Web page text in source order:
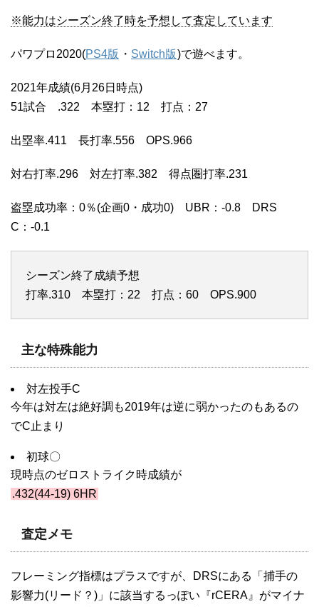
※能力はシーズン終了時を予想して査定しています
パワプロ2020(PS4版 ・ Switch版)で遊べます。
2021年成績(6月26日時点)
51試合 .322 本塁打：12 打点：27
出塁率.411 長打率.556 OPS.966
対右打率.296 対左打率.382 得点圏打率.231
盗塁成功率：0％(企画0・成功0) UBR：-0.8 DRS
C：-0.1
シーズン終了成績予想
打率.310 本塁打：22 打点：60 OPS.900
主な特殊能力
対左投手C
今年は対左は絶好調も2019年は逆に弱かったのもあるの
でC止まり
初球〇
現時点のゼロストライク時成績が
.432(44-19) 6HR
査定メモ
フレーミング指標はプラスですが、DRSにある「捕手の
影響力(リード？)」に該当するっぽい『rCERA』がマイナ